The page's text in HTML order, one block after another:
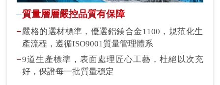
質量層層嚴控品質有保障
嚴格的選材標準，優選鋁鎂合金1100，規范化生
產流程，遵循ISO9001質量管理體系
9道生產標準，表面處理匠心工藝，杜絕以次充
好，保證每一批質量穩定